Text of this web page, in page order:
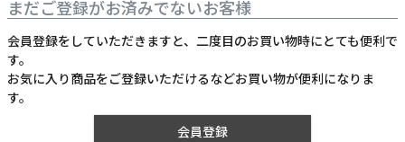
まだご登録がお済みでないお客様
会員登録をしていただきますと、二度目のお買い物時にとても便利で
す。
お気に入り商品をご登録いただけるなどお買い物が便利になりま
す。
会員登録